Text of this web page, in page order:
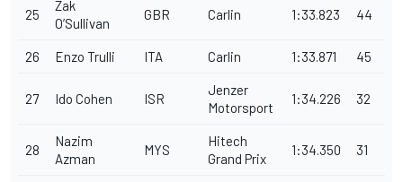
25
Zak
O’Sullivan
GBR Carlin 1:33.823 44
26 Enzo Trulli ITA Carlin 1:33.871 45
27 Ido Cohen ISR
Jenzer
Motorsport
1:34.226 32
28
Nazim
Azman
MYS
Hitech
Grand Prix
1:34.350 31